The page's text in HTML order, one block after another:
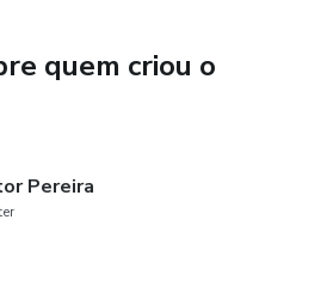
quem criou o
Pereira